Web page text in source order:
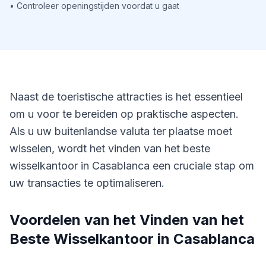
• Controleer openingstijden voordat u gaat
Naast de toeristische attracties is het essentieel
om u voor te bereiden op praktische aspecten.
Als u uw buitenlandse valuta ter plaatse moet
wisselen, wordt het vinden van het beste
wisselkantoor in Casablanca een cruciale stap om
uw transacties te optimaliseren.
Voordelen van het Vinden van het
Beste Wisselkantoor in Casablanca